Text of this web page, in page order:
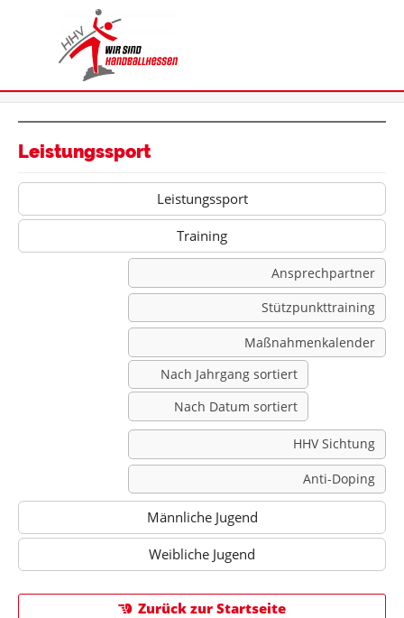
Leistungssport
Leistungssport
Training
Ansprechpartner
Stützpunkttraining
Maßnahmenkalender
Nach Jahrgang sortiert
Nach Datum sortiert
HHV Sichtung
Anti-Doping
Männliche Jugend
Weibliche Jugend
Zurück zur Startseite